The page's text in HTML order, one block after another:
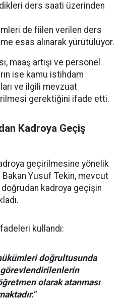
ders saati üzerinden
de fiilen verilen ders
esas alınarak yürütülüyor.
maaş artışı ve personel
ise kamu istihdam
ve ilgili mevzuat
gerektiğini ifade etti.
Kadroya Geçiş
geçirilmesine yönelik
Yusuf Tekin, mevcut
kadroya geçişin
kullandı:
doğrultusunda
görevlendirilenlerin
olarak atanması